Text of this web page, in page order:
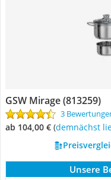
GSW Mirage (813259)
3
ab 104,00 € ( Demnächst
Unsere